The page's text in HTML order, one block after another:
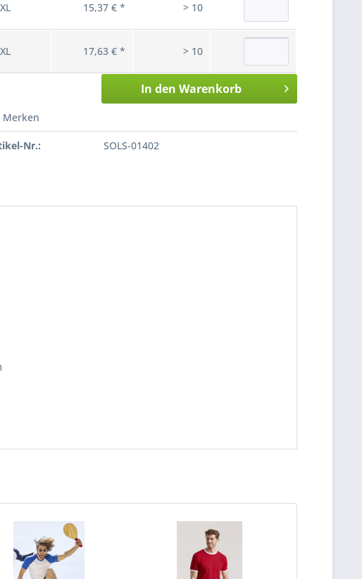
15,37 € * > 10
17,63 € * > 10
In den Warenkorb
Merken
Nr.: SOLS-01402